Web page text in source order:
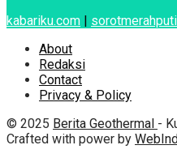
kabariku.com |
About
Redaksi
Contact
Privacy & Policy
© 2025 Berita Geothermal -
Crafted with power by